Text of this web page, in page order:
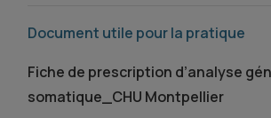
Document utile pour la pratique
Fiche de prescription d’analyse
somatique_CHU Montpellier